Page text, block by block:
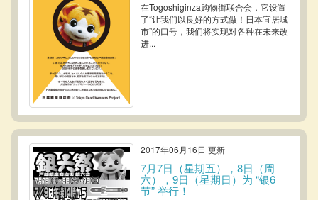
在Togoshiginza购物街联合会，它设置
了“让我们以良好的方式做！日本宜居城
市”的口号，我们将实现对各种在未来改
进...
2017年06月16日 更新
7月7日（星期五），8日（周
六），9日（星期日）为 “银6
节” 举行！